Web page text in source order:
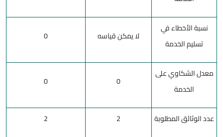
نسبة الأخطاء في
تسليم الخدمة
لا يمكن قياسه 0
معدل الشكاوي على
الخدمة
0
0
عدد الوثائق المطلوبة 2
2